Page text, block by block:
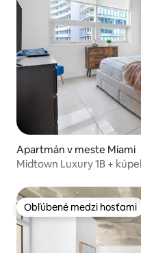
Apartmán v meste Miami
Midtown Luxury 1B +
Obľúbené medzi hosťami
Obľúbené medzi hosťami